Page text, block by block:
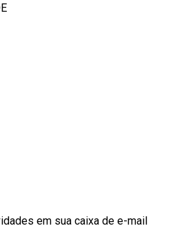
em sua caixa de e-mail